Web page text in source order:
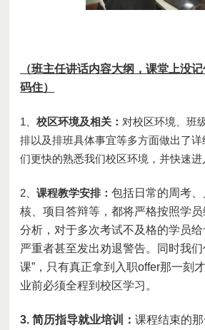
（班主任讲话内容大纲 ，课堂上没
码住）
1、校区环境及相关 ： 对校区环境 、班
排以及排班具体事宜等多方面做出了
们更快的熟悉我们校区环境，并快速进
2、课程教学安排 ：包括日常的周考
核、项目答辩等，都将严格按照学员
分析，对于多次考试不及格的学员给
严重者甚至发出劝退警告。 同时我
课”，只有真正拿到入职offer那一刻
业前必须全程到校区学习。
3.简历指导就业培训：课程结束的